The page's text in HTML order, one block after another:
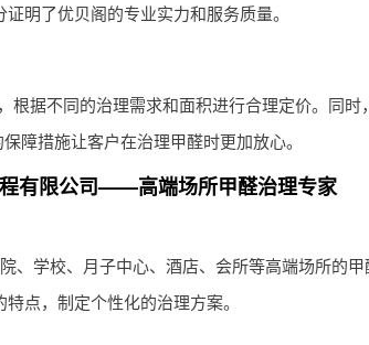
明了优贝阁的专业实力和服务质量。
根据不同的治理需求和面积进行合理定价。同
障措施让客户在治理甲醛时更加放心。
有限公司——高端场所甲醛治理专家
、学校、月子中心、酒店、会所等高端场所的
点，制定个性化的治理方案。